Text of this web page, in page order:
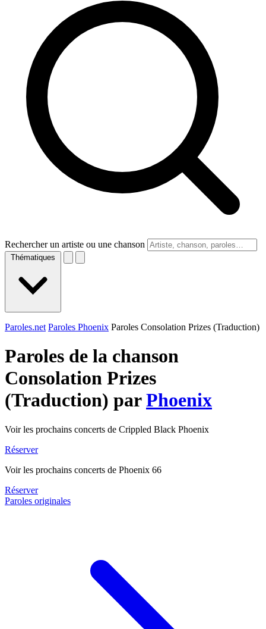
Rechercher un artiste ou une chanson
Thématiques
Paroles.net Paroles Phoenix Paroles Consolation Prizes (Traduction)
Paroles de la chanson
Consolation Prizes
(Traduction) parPhoenix
Voir les prochains concerts de Crippled Black Phoenix
Réserver
Voir les prochains concerts de Phoenix 66
Réserver
Paroles originales